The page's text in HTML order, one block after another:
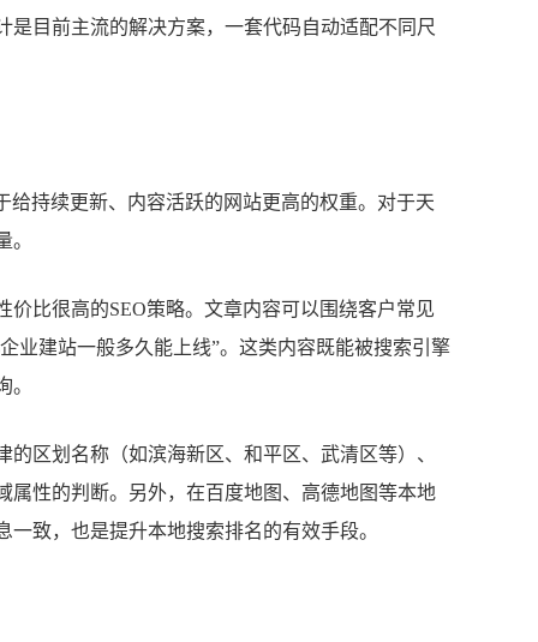
目前主流的解决方案，一套代码自动适配不同尺
给持续更新、内容活跃的网站更高的权重。对于天
。
比很高的SEO策略。文章内容可以围绕客户常见
业建站一般多久能上线”。这类内容既能被搜索引擎
。
区划名称（如滨海新区、和平区、武清区等）、
性的判断。另外，在百度地图、高德地图等本地
致，也是提升本地搜索排名的有效手段。